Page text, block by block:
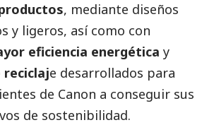
, mediante diseños
y ligeros, así como con
eficiencia energética y
reciclaje desarrollados para
de Canon a conseguir sus
de sostenibilidad.